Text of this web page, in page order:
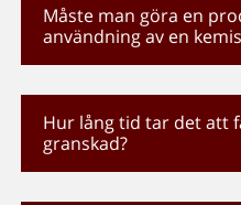
Måste man göra en
användning av en
Hur lång tid tar det att
granskad?